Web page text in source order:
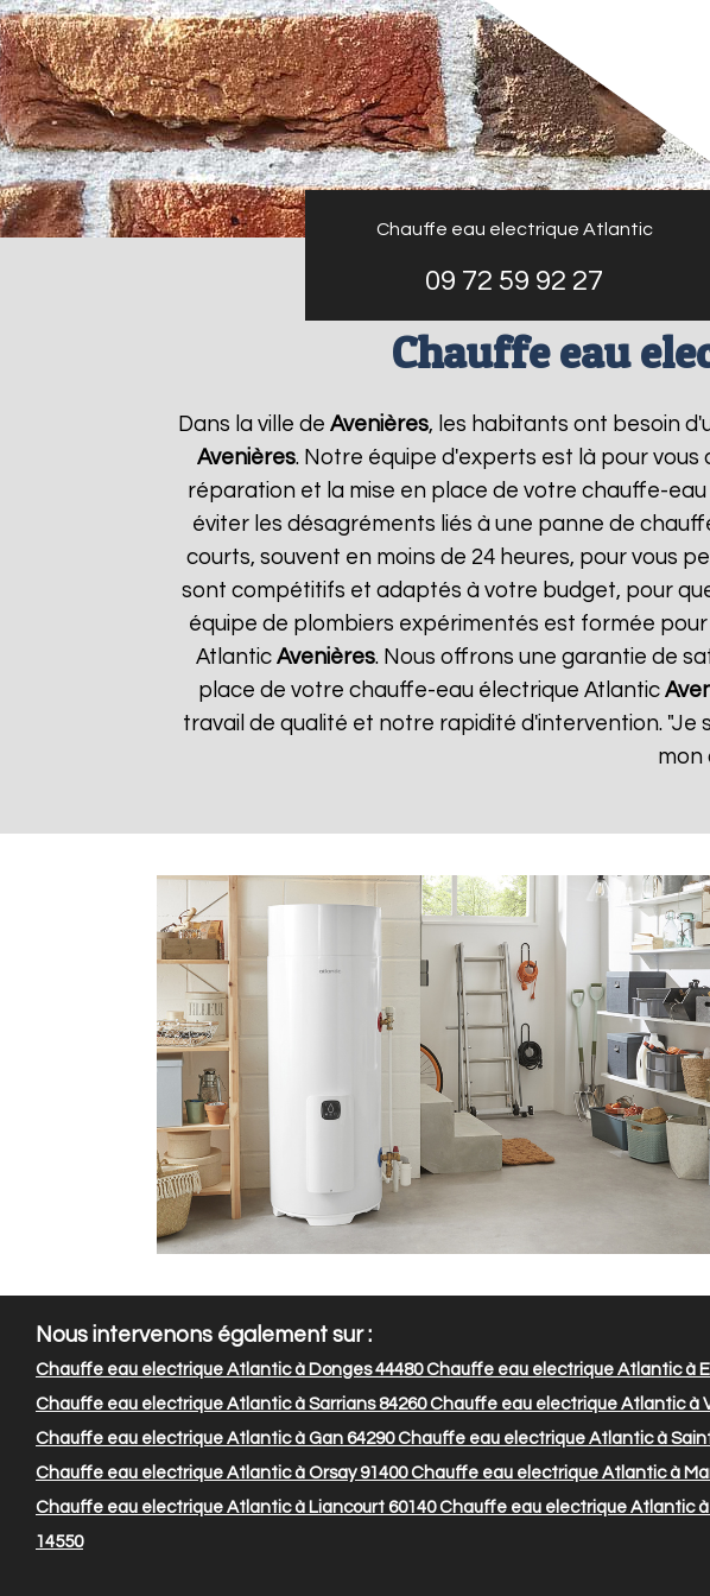
Chauffe eau electrique Atlantic
09 72 59 92 27
Chauffe eau
Dans la ville de Avenières, les habitants ont besoin
Avenières. Notre équipe d'experts est là pour
réparation et la mise en place de votre chauffe-
éviter les désagréments liés à une panne de
courts, souvent en moins de 24 heures, pour vous
sont compétitifs et adaptés à votre budget, pour
équipe de plombiers expérimentés est formée
Atlantic Avenières. Nous offrons une garantie de
place de votre chauffe-eau électrique Atlantic
travail de qualité et notre rapidité d'intervention.
mon
Nous intervenons également sur :
Chauffe eau electrique Atlantic à Donges 44480Chauffe eau electrique Atlantic à
Chauffe eau electrique Atlantic à Sarrians 84260Chauffe eau electrique Atlantic à
Chauffe eau electrique Atlantic à Gan 64290Chauffe eau electrique Atlantic à
Chauffe eau electrique Atlantic à Orsay 91400Chauffe eau electrique Atlantic à
Chauffe eau electrique Atlantic à Liancourt 60140Chauffe eau electrique Atlantic à
14550